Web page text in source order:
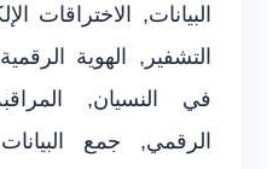
البيانات, الاختراقات
التشفير, الهوية
في النسيان,
الرقمي, جمع